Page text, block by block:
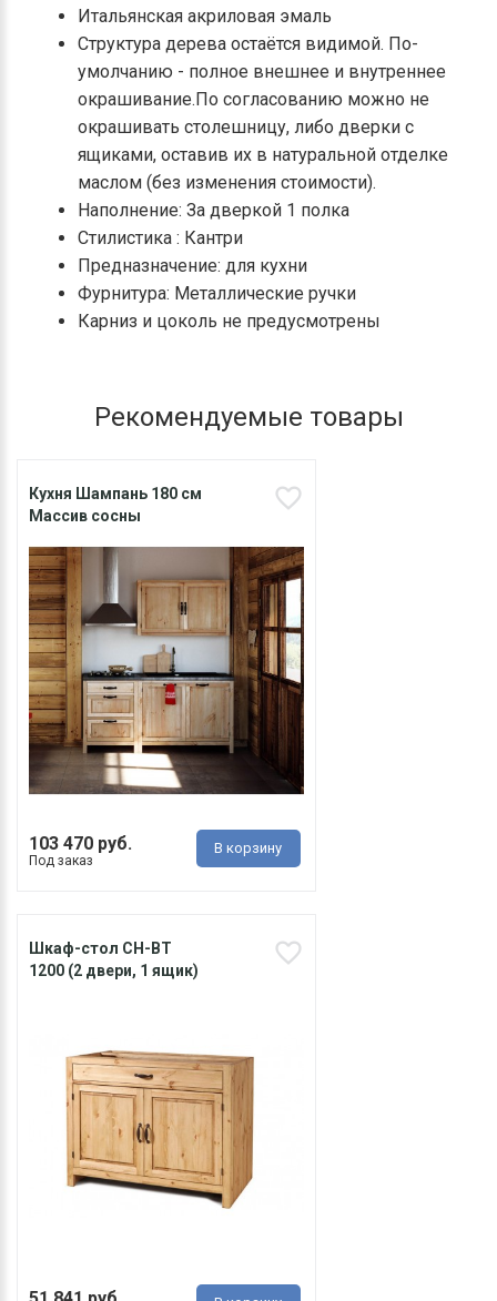
Итальянская акриловая эмаль
Структура дерева остаётся видимой. По-
умолчанию - полное внешнее и внутреннее
окрашивание.По согласованию можно не
окрашивать столешницу, либо дверки с
ящиками, оставив их в натуральной отделке
маслом (без изменения стоимости).
Наполнение: За дверкой 1 полка
Стилистика : Кантри
Предназначение: для кухни
Фурнитура: Металлические ручки
Карниз и цоколь не предусмотрены
Рекомендуемые товары
Кухня Шампань 180 см
Массив сосны
103 470 руб.
Под заказ
В корзину
Шкаф-стол CH-BT
1200 (2 двери, 1 ящик)